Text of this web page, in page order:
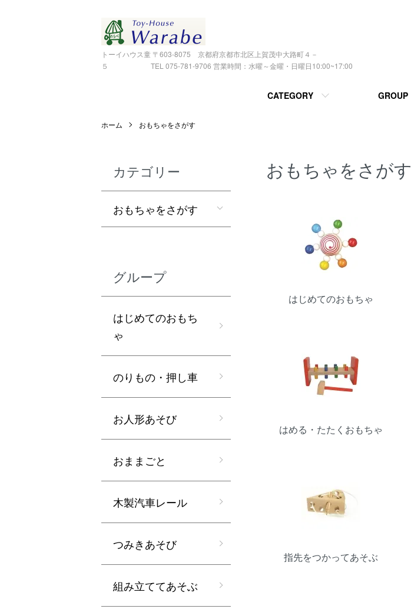
トーイハウス童 〒603-8075 京都府京都市北区上賀茂中大路町４－
５ TEL 075-781-9706 営業時間：水曜～金曜・日曜日10:00~17:00
CATEGORY GROUP
ホーム おもちゃをさがす
おもちゃをさがす
はじめてのおもちゃ
はめる・たたくおもちゃ
指先をつかってあそぶ
カテゴリー
おもちゃをさがす
グループ
はじめてのおもち
ゃ
のりもの・押し車
お人形あそび
おままごと
木製汽車レール
つみきあそび
組み立ててあそぶ